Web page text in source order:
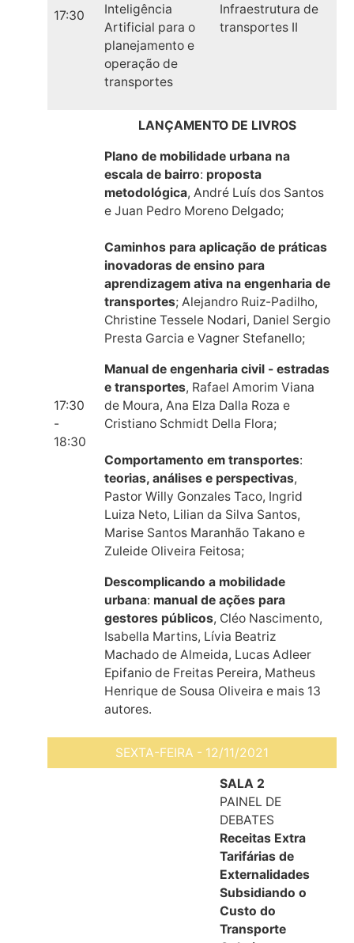
17:30
Inteligência
Artificial para o
planejamento e
operação de
transportes
Infraestrutura de
transportes II
17:30
-
18:30
LANÇAMENTO DE LIVROS
Plano de mobilidade urbana na
escala de bairro: proposta
metodológica, André Luís dos Santos
e Juan Pedro Moreno Delgado;
Caminhos para aplicação de práticas
inovadoras de ensino para
aprendizagem ativa na engenharia de
transportes; Alejandro Ruiz-Padilho,
Christine Tessele Nodari, Daniel Sergio
Presta Garcia e Vagner Stefanello;
Manual de engenharia civil - estradas
e transportes, Rafael Amorim Viana
de Moura, Ana Elza Dalla Roza e
Cristiano Schmidt Della Flora;
Comportamento em transportes:
teorias, análises e perspectivas,
Pastor Willy Gonzales Taco, Ingrid
Luiza Neto, Lilian da Silva Santos,
Marise Santos Maranhão Takano e
Zuleide Oliveira Feitosa;
Descomplicando a mobilidade
urbana: manual de ações para
gestores públicos, Cléo Nascimento,
Isabella Martins, Lívia Beatriz
Machado de Almeida, Lucas Adleer
Epifanio de Freitas Pereira, Matheus
Henrique de Sousa Oliveira e mais 13
autores.
SEXTA-FEIRA - 12/11/2021
SALA 2
PAINEL DE
DEBATES
Receitas Extra
Tarifárias de
Externalidades
Subsidiando o
Custo do
Transporte